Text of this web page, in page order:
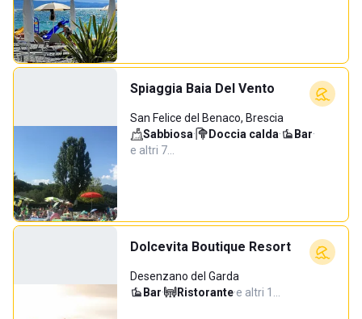
Spiaggia Baia Del Vento
San Felice del Benaco, Brescia
Sabbiosa· Doccia calda· Bar·
e altri 7…
Dolcevita Boutique Resort
Desenzano del Garda
Bar· Ristorante·e altri 1…